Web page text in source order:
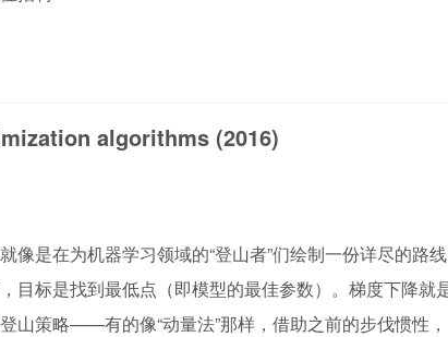
algorithms (2016)
是在为机器学习领域的“登山者”们绘制一份详尽的路线
目标是找到最低点（即模型的最佳参数）。梯度下降就
山策略——有的像“动量法”那样，借助之前的步伐惯性，